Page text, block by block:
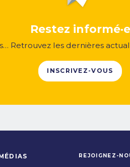
Restez informé·e
Retrouvez les dernières
INSCRIVEZ-VOUS
REJOIGNEZ-